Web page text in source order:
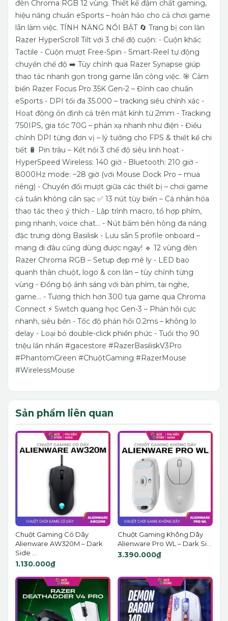
đèn Chroma RGB 12 vùng. Thiết kế đậm chất gaming,
hiệu năng chuẩn eSports – hoàn hảo cho cả chơi game
lẫn làm việc. TÍNH NĂNG NỔI BẬT 🔄 Trang bị con lăn
Razer HyperScroll Tilt với 3 chế độ cuộn: - Cuộn khấc
Tactile - Cuộn mượt Free-Spin - Smart-Reel tự động
chuyển chế độ ➡️ Tùy chỉnh qua Razer Synapse giúp
thao tác nhanh gọn trong game lẫn công việc. 🎯 Cảm
biến Razer Focus Pro 35K Gen-2 – Đỉnh cao chuẩn
eSports - DPI tối đa 35.000 – tracking siêu chính xác -
Hoạt động ổn định cả trên mặt kính từ 2mm - Tracking
750IPS, gia tốc 70G – phản xạ nhanh như điện - Điều
chỉnh DPI từng đơn vị – lý tưởng cho FPS & thiết kế chi
tiết 🔋 Pin trâu – Kết nối 3 chế độ siêu linh hoạt -
HyperSpeed Wireless: 140 giờ - Bluetooth: 210 giờ -
8000Hz mode: ~28 giờ (với Mouse Dock Pro – mua
riêng) - Chuyển đổi mượt giữa các thiết bị – chơi game
cả tuần không cần sạc ✅ 13 nút tùy biến – Cá nhân hóa
thao tác theo ý thích - Lập trình macro, tổ hợp phím,
ping nhanh, voice chat… - Nút bấm bên hông đa năng
đặc trưng dòng Basilisk - Lưu sẵn 5 profile onboard –
mang đi đâu cũng dùng được ngay! 🔹 12 vùng đèn
Razer Chroma RGB – Setup đẹp mê ly - LED bao
quanh thân chuột, logo & con lăn – tùy chỉnh từng
vùng - Đồng bộ ánh sáng với bàn phím, tai nghe,
game… - Tương thích hơn 300 tựa game qua Chroma
Connect ⚡ Switch quang học Gen-3 – Phản hồi cực
nhanh, siêu bền - Tốc độ phản hồi 0.2ms – không lo
delay - Loại bỏ double-click phiền phức - Tuổi thọ 90
triệu lần nhấn #gacestore #RazerBasiliskV3Pro
#PhantomGreen #ChuộtGaming #RazerMouse
#WirelessMouse
Sản phẩm liên quan
Chuột Gaming Có Dây
Alienware AW320M – Dark
Side ...
1.130.000₫
Chuột Gaming Không Dây
Alienware Pro WL – Dark Si...
3.390.000₫